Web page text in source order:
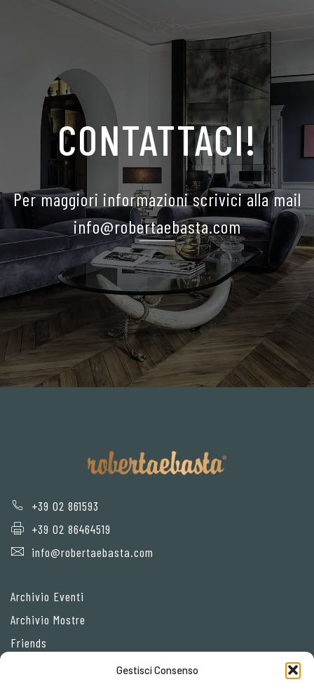
Gestisci Consenso
CONTATTACI!
Per maggiori informazioni scrivici alla mail
info@robertaebasta.com
+39 02 861593
+39 02 86464519
info@robertaebasta.com
Archivio Eventi
Archivio Mostre
Friends